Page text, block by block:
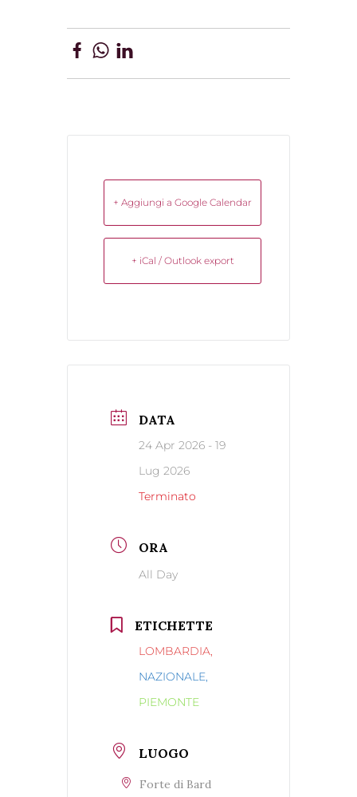
+ Aggiungi a Google Calendar
+ iCal / Outlook export
DATA
24 Apr 2026 - 19
Lug 2026
Terminato
ORA
All Day
ETICHETTE
LOMBARDIA,
NAZIONALE,
PIEMONTE
LUOGO
Forte di Bard